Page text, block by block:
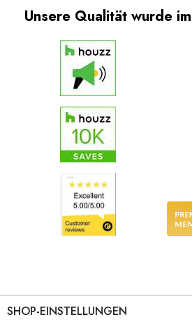
Unsere Qualität wurde
SHOP-EINSTELLUNGEN